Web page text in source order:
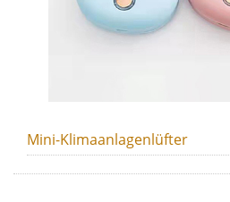
Mini-Klimaanlagenlüfter